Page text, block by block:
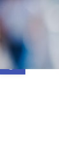
Abrir barra